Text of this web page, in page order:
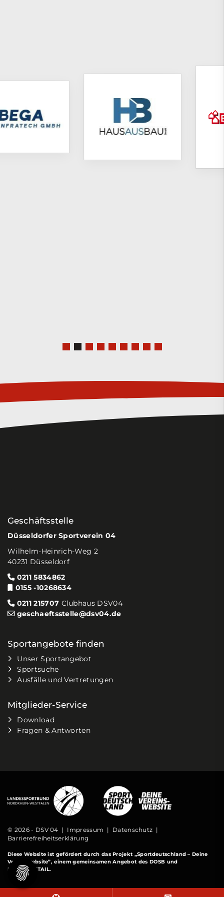
Geschäftsstelle
Düsseldorfer Sportverein 04
Wilhelm-Heinrich-Weg 2
40231 Düsseldorf
0211 5834862
0155 -10268634
0211 215707 Clubhaus DSV04
geschaeftsstelle@dsv04.de
Sportangebote finden
Unser Sportangebot
Sportsuche
Ausfälle und Vertretungen
Mitglieder-Service
Download
Fragen & Antworten
© 2026 - DSV 04 | Impressum | Datenschutz |
Barrierefreiheitserklärung
Diese Website ist gefördert durch das Projekt „Sportdeutschland – Deine
Vereinswebsite”, einem gemeinsamen Angebot des DOSB und
NETZCOCKTAIL.